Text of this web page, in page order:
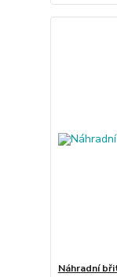
Náhradní